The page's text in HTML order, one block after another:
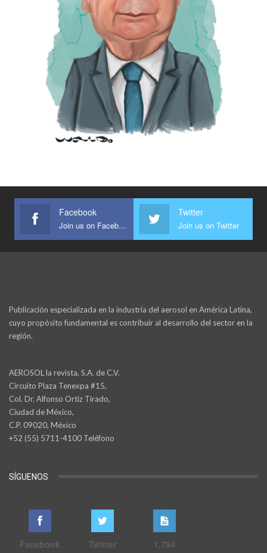
Facebook
Join us on Facebook
Twitter
Join us on Twitter
Publicación especializada en la industria del aerosol en América Latina,
cuyo propósito fundamental es contribuir al desarrollo del sector en la
región.
AEROSOL la revista, S.A. de C.V.
Circuito Plaza Tenexpa #15,
Col. Dr. Alfonso Ortiz Tirado,
Ciudad de México,
C.P. 09020, México
+52 (55) 5711-4100 Teléfono
SÍGUENOS
Facebook Twitter 1,794